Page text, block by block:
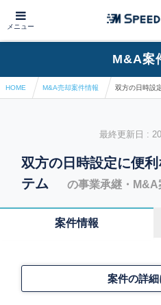
メニュー
M&A案
HOME M&A売却案件情報
最終更新日 :
双方の日時設定に便
テム
の事業承継・M&A
案件情報
案件の詳